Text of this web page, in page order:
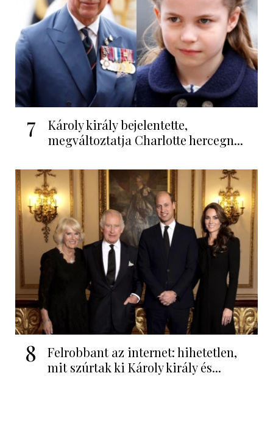
7
Károly király bejelentette,
megváltoztatja Charlotte hercegn...
8
Felrobbant az internet: hihetetlen,
mit szúrtak ki Károly király és...